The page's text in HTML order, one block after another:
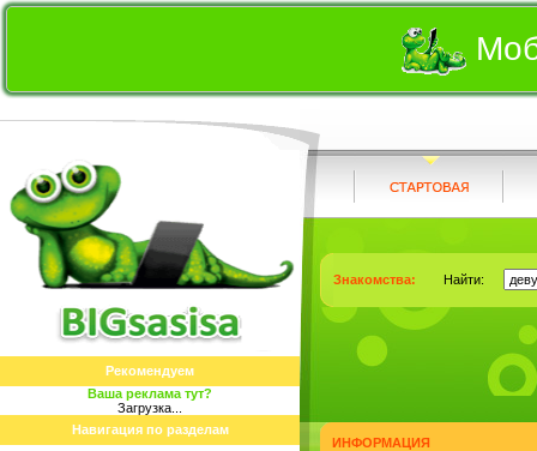
Рекомендуем
Ваша реклама тут?
Загрузка...
Навигация по разделам
Знакомства: Найти:
ИНФОРМАЦИЯ